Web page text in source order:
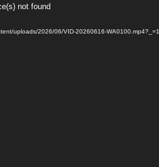
not found
uploads/2026/06/VID-20260616-WA0100.mp4?_=1